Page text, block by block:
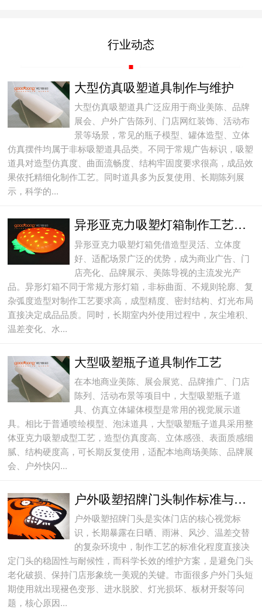
行业动态
大型仿真吸塑道具制作与维护
大型仿真吸塑道具广泛应用于商业美陈、品牌
展会、户外广告陈列、门店网红装饰、活动布
景等场景，常见的瓶子模型、罐体造型、立体
仿真摆件均属于非标吸塑道具品类。不同于常规广告标识，吸塑
道具对造型仿真度、曲面流畅度、结构牢固度要求很高，成品效
果依托精细化制作工艺。同时道具多为反复使用、长期陈列展
示，科学的...
异形亚克力吸塑灯箱制作工艺与日常故障维护方法
异形亚克力吸塑灯箱凭借造型灵活、立体度
好、适配场景广泛的优势，成为商业广告、门
店亮化、品牌展示、美陈导视的主流发光产
品。异形灯箱不同于常规方形灯箱，非标曲面、不规则轮廓、复
杂弧度造型对制作工艺要求高，成型精度、密封结构、灯光布局
直接决定成品品质。同时，长期室内外使用过程中，灰尘堆积、
温差变化、水...
大型吸塑瓶子道具制作工艺
在本地商业美陈、展会展览、品牌推广、门店
陈列、活动布景等项目中，大型吸塑瓶子道
具、仿真立体罐体模型是常用的视觉展示道
具。相比于普通喷绘模型、泡沫道具，大型吸塑瓶子道具采用整
体亚克力吸塑成型工艺，造型仿真度高、立体感强、表面质感细
腻、结构硬度高，可长期反复使用，适配本地商场美陈、品牌展
会、户外快闪...
户外吸塑招牌门头制作标准与长效维护
户外吸塑招牌门头是实体门店的核心视觉标
识，长期暴露在日晒、雨淋、风沙、温差交替
的复杂环境中，制作工艺的标准化程度直接决
定门头的稳固性与耐候性，而科学长效的维护方案，是避免门头
老化破损、保持门店形象统一美观的关键。市面很多户外门头短
期使用就出现褪色变形、进水脱胶、灯光损坏、板材开裂等问
题，核心原因...